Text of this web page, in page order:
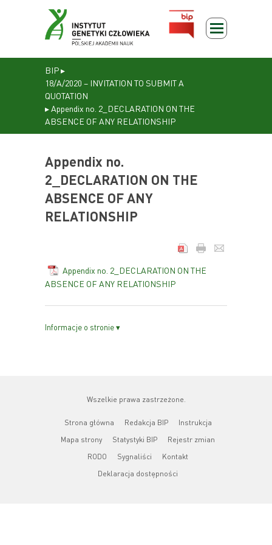
BIP▸
18/A/2020 – INVITATION TO SUBMIT A
QUOTATION
▸Appendix no. 2_DECLARATION ON THE
ABSENCE OF ANY RELATIONSHIP
Appendix no.
2_DECLARATION ON THE
ABSENCE OF ANY
RELATIONSHIP
Appendix no. 2_DECLARATION ON THE
ABSENCE OF ANY RELATIONSHIP
Informacje o stronie ▾
Wszelkie prawa zastrzeżone.
Strona główna Redakcja BIP
Instrukcja
Mapa strony
Statystyki BIP
Rejestr zmian
RODO
Sygnaliści
Kontakt
Deklaracja dostępności